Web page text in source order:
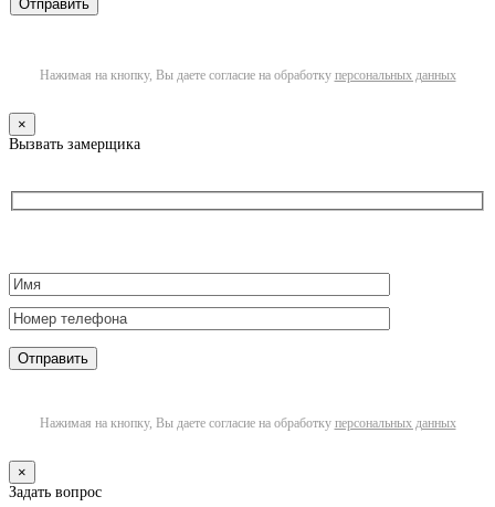
Нажимая на кнопку, Вы даете согласие на обработку персональных данных
×
Вызвать замерщика
Нажимая на кнопку, Вы даете согласие на обработку персональных данных
×
Задать вопрос